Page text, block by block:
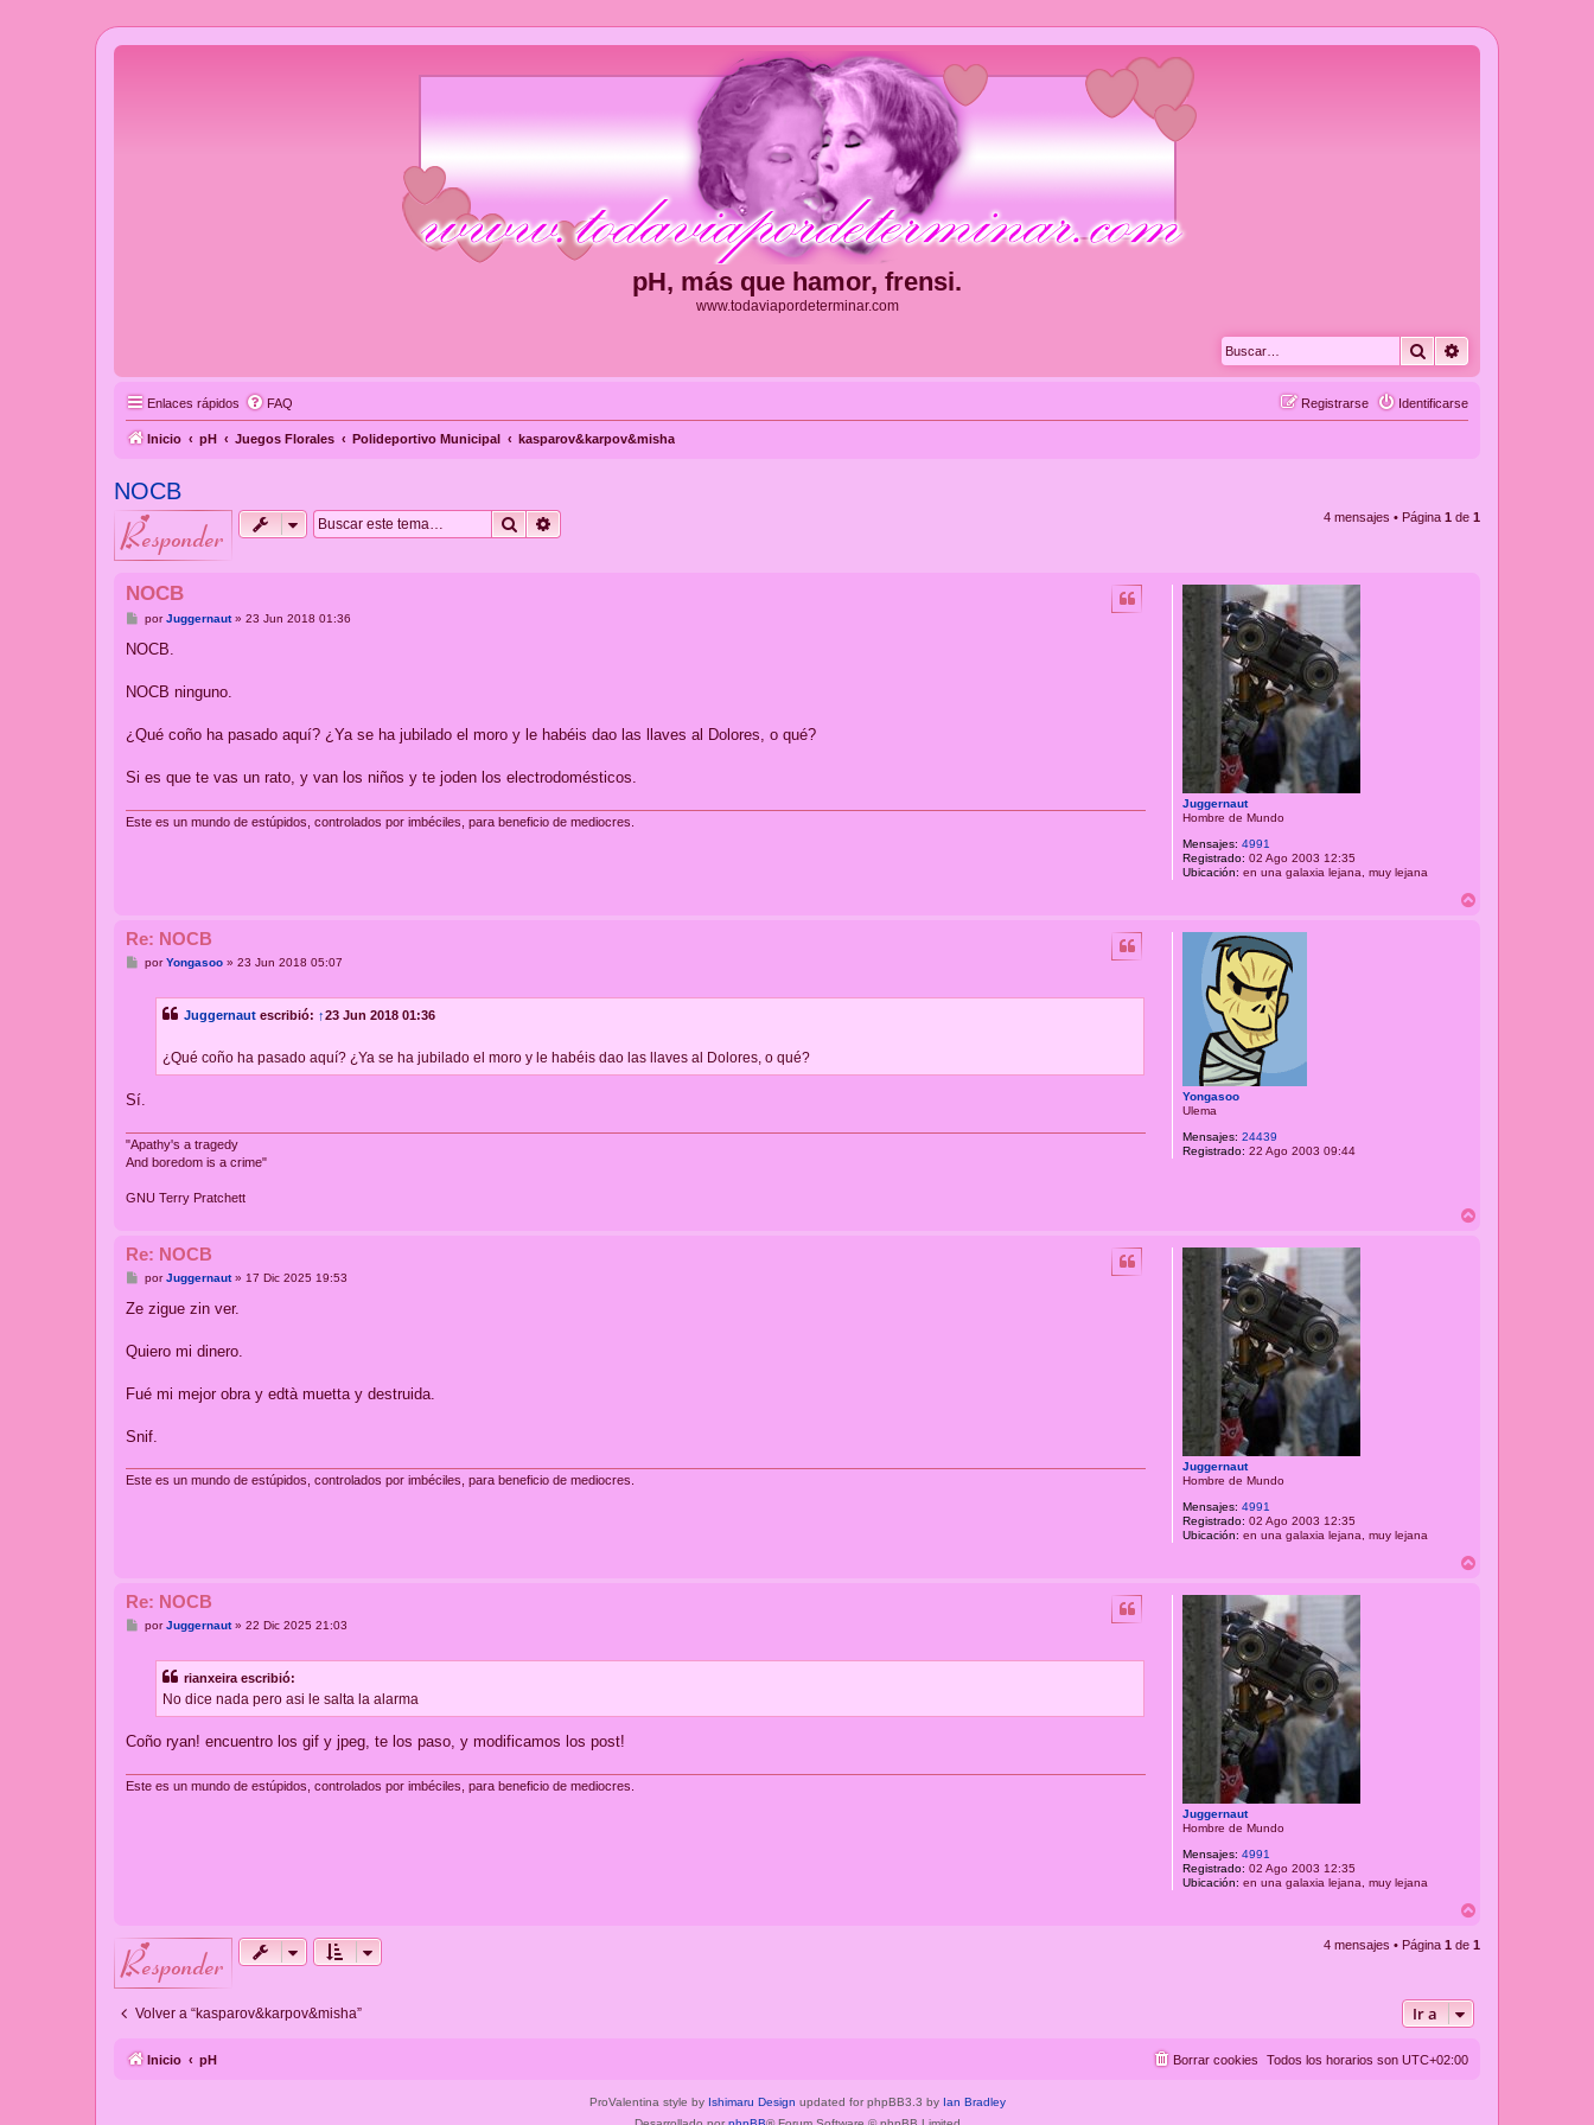
pH, más que hamor, frensi.
www.todaviapordeterminar.com
Buscar
Enlaces rápidos FAQ Identificarse
Registrarse
Inicio pH Juegos Florales Polideportivo Municipal kasparov&karpov&misha
NOCB
responder Buscar 4 mensajes • Página 1 de 1
Juggernaut
Hombre de Mundo
Mensajes: 4991
Registrado: 02 Ago 2003 12:35
Ubicación: en una galaxia lejana, muy lejana
NOCB
M
n
j
porJuggernaut» 23 Jun 2018 01:36
NOCB.
NOCB ninguno.
¿Qué coño ha pasado aquí? ¿Ya se ha jubilado el moro y le habéis dao las llaves al Dolores, o qué?
Si es que te vas un rato, y van los niños y te joden los electrodomésticos.
Este es un mundo de estúpidos, controlados por imbéciles, para beneficio de mediocres.
Yongasoo
Ulema
Mensajes: 24439
Registrado: 22 Ago 2003 09:44
Re: NOCB
MporYongasoo» 23 Jun 2018 05:07
Juggernaut escribió: ↑23 Jun 2018 01:36
¿Qué coño ha pasado aquí? ¿Ya se ha jubilado el moro y le habéis dao las llaves al Dolores, o qué?
Sí.
"Apathy's a tragedy
And boredom is a crime"
GNU Terry Pratchett
Juggernaut
Hombre de Mundo
Mensajes: 4991
Registrado: 02 Ago 2003 12:35
Ubicación: en una galaxia lejana, muy lejana
Re: NOCB
M
n
j
porJuggernaut» 17 Dic 2025 19:53
Ze zigue zin ver.
Quiero mi dinero.
Fué mi mejor obra y edtà muetta y destruida.
Snif.
Este es un mundo de estúpidos, controlados por imbéciles, para beneficio de mediocres.
Juggernaut
Hombre de Mundo
Mensajes: 4991
Registrado: 02 Ago 2003 12:35
Ubicación: en una galaxia lejana, muy lejana
Re: NOCB
MporJuggernaut» 22 Dic 2025 21:03
rianxeira escribió:
No dice nada pero asi le salta la alarma
Coño ryan! encuentro los gif y jpeg, te los paso, y modificamos los post!
Este es un mundo de estúpidos, controlados por imbéciles, para beneficio de mediocres.
responder 4 mensajes • Página 1 de 1
Volver a “kasparov&karpov&misha” Ir a
Inicio pH Todos los horarios son UTC+02:00
Borrar cookies
ProValentina style by Ishimaru Design updated for phpBB3.3 by Ian Bradley